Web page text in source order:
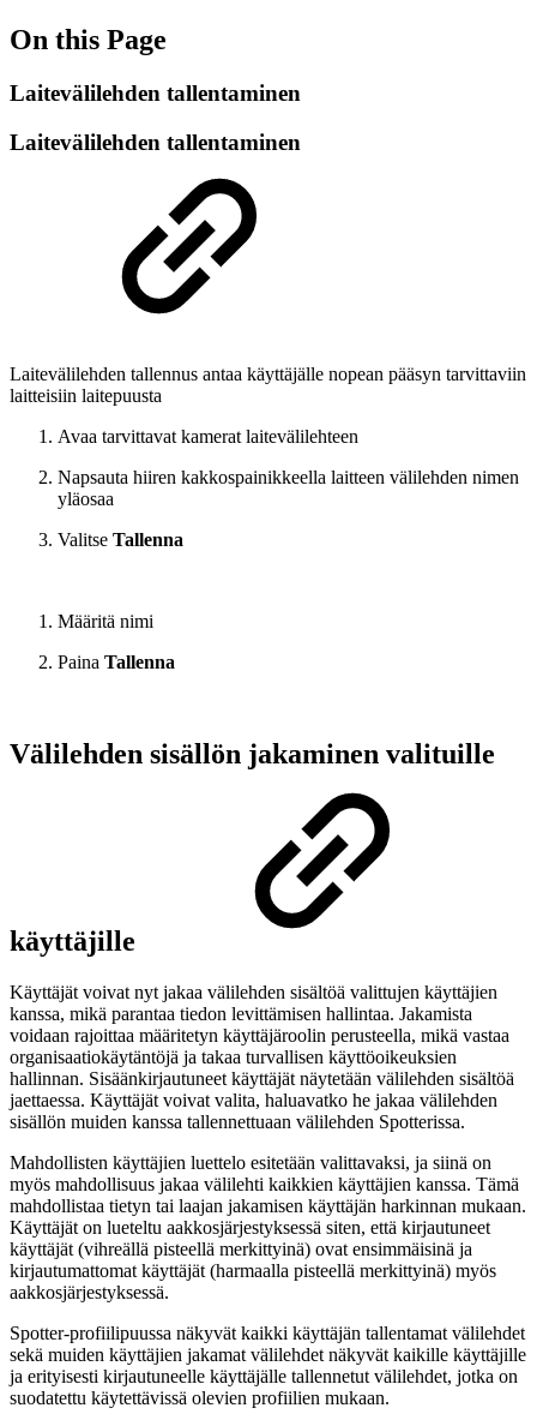
On this Page
Laitevälilehden tallentaminen
Laitevälilehden tallentaminen
Laitevälilehden tallennus antaa käyttäjälle nopean pääsyn tarvittaviin
laitteisiin laitepuusta
Avaa tarvittavat kamerat laitevälilehteen
Napsauta hiiren kakkospainikkeella laitteen välilehden nimen
yläosaa
Valitse Tallenna
Määritä nimi
Paina Tallenna
Välilehden sisällön jakaminen valituille
käyttäjille
Käyttäjät voivat nyt jakaa välilehden sisältöä valittujen käyttäjien
kanssa, mikä parantaa tiedon levittämisen hallintaa. Jakamista
voidaan rajoittaa määritetyn käyttäjäroolin perusteella, mikä vastaa
organisaatiokäytäntöjä ja takaa turvallisen käyttöoikeuksien
hallinnan. Sisäänkirjautuneet käyttäjät näytetään välilehden sisältöä
jaettaessa. Käyttäjät voivat valita, haluavatko he jakaa välilehden
sisällön muiden kanssa tallennettuaan välilehden Spotterissa.
Mahdollisten käyttäjien luettelo esitetään valittavaksi, ja siinä on
myös mahdollisuus jakaa välilehti kaikkien käyttäjien kanssa. Tämä
mahdollistaa tietyn tai laajan jakamisen käyttäjän harkinnan mukaan.
Käyttäjät on lueteltu aakkosjärjestyksessä siten, että kirjautuneet
käyttäjät (vihreällä pisteellä merkittyinä) ovat ensimmäisinä ja
kirjautumattomat käyttäjät (harmaalla pisteellä merkittyinä) myös
aakkosjärjestyksessä.
Spotter-profiilipuussa näkyvät kaikki käyttäjän tallentamat välilehdet
sekä muiden käyttäjien jakamat välilehdet näkyvät kaikille käyttäjille
ja erityisesti kirjautuneelle käyttäjälle tallennetut välilehdet, jotka on
suodatettu käytettävissä olevien profiilien mukaan.